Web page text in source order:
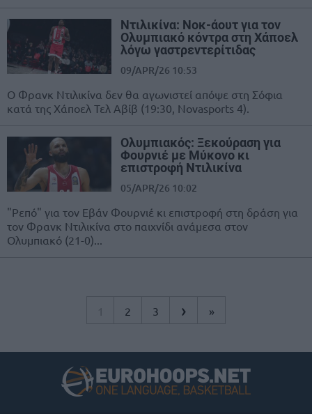
Ντιλικίνα: Νοκ-άουτ για τον
Ολυμπιακό κόντρα στη Χάποελ
λόγω γαστρεντερίτιδας
09/APR/26 10:53
Ο Φρανκ Ντιλικίνα δεν θα αγωνιστεί απόψε στη Σόφια
κατά της Χάποελ Τελ Αβίβ (19:30, Novasports 4).
Ολυμπιακός: Ξεκούραση για
Φουρνιέ με Μύκονο κι
επιστροφή Ντιλικίνα
05/APR/26 10:02
"Ρεπό" για τον Εβάν Φουρνιέ κι επιστροφή στη δράση για
τον Φρανκ Ντιλικίνα στο παιχνίδι ανάμεσα στον
Ολυμπιακό (21-0)...
1 2 3 › »